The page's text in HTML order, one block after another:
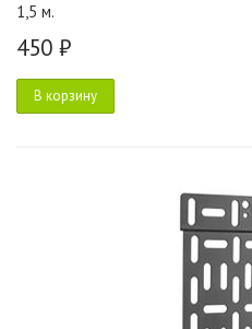
1,5 м.
450 ₽
В корзину